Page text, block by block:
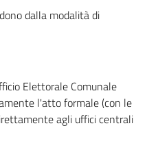
dalla modalità di
Elettorale Comunale
l'atto formale (con le
agli uffici centrali